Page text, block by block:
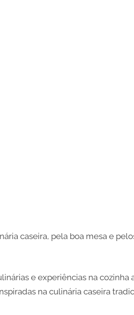
caseira, pela boa mesa e
e experiências na cozinha
na culinária caseira